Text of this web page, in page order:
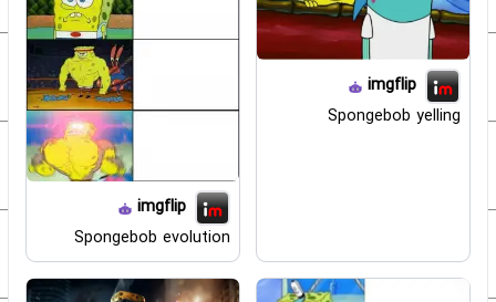
imgflip
Spongebob yelling
imgflip
Spongebob evolution